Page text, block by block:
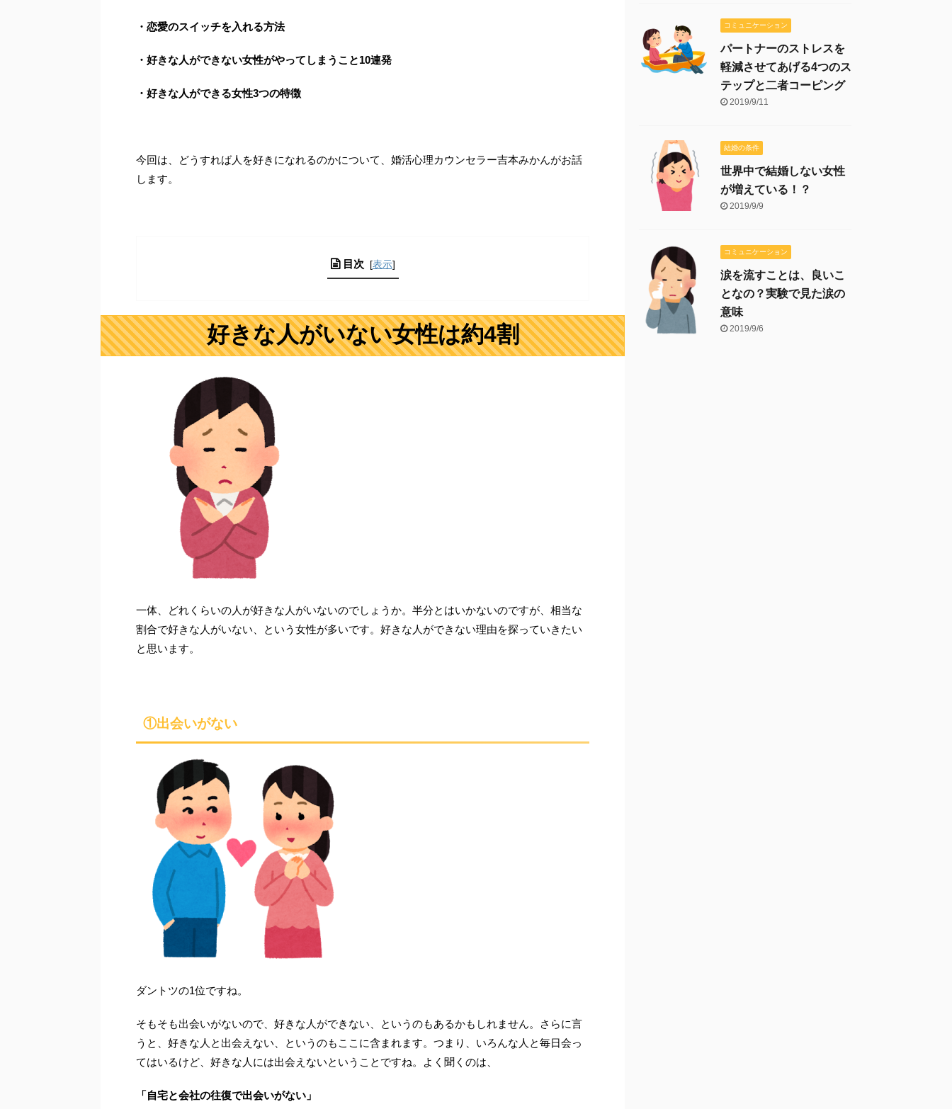
・恋愛のスイッチを入れる方法
・好きな人ができない女性がやってしまうこと10連発
・好きな人ができる女性3つの特徴
今回は、どうすれば人を好きになれるのかについて、婚活心理カウンセラー吉本みかんがお話
します。
目次 [表示]
好きな人がいない女性は約4割
一体、どれくらいの人が好きな人がいないのでしょうか。半分とはいかないのですが、相当な
割合で好きな人がいない、という女性が多いです。好きな人ができない理由を探っていきたい
と思います。
①出会いがない
ダントツの1位ですね。
そもそも出会いがないので、好きな人ができない、というのもあるかもしれません。さらに言
うと、好きな人と出会えない、というのもここに含まれます。つまり、いろんな人と毎日会っ
てはいるけど、好きな人には出会えないということですね。よく聞くのは、
「自宅と会社の往復で出会いがない」
コミュニケーション
パートナーのストレスを
軽減させてあげる4つのス
テップと二者コーピング
2019/9/11
結婚の条件
世界中で結婚しない女性
が増えている！？
2019/9/9
コミュニケーション
涙を流すことは、良いこ
となの？実験で見た涙の
意味
2019/9/6